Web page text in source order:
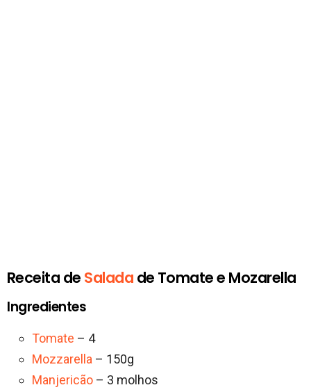
Receita de Salada de Tomate e Mozarella
Ingredientes
Tomate – 4
Mozzarella – 150g
Manjericão – 3 molhos